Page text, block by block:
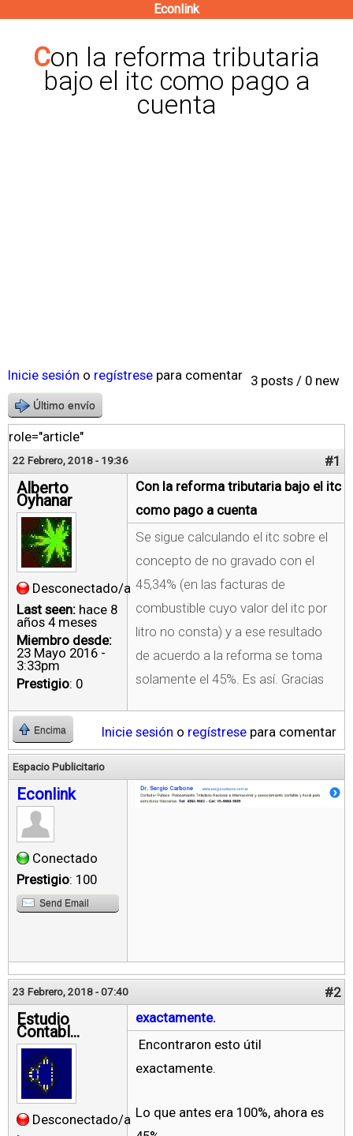
contenido
principal
Econlink
Con la reforma tributaria
bajo el itc como pago a
cuenta
3 posts / 0 new
Inicie sesión o regístrese para comentar
Último envío
role="article"
22 Febrero, 2018 - 19:36 #1
Alberto
Oyhanar
Desconectado/a
Last seen: hace 8
años 4 meses
Miembro desde:
23 Mayo 2016 -
3:33pm
Prestigio: 0
Con la reforma tributaria bajo el itc
como pago a cuenta
Se sigue calculando el itc sobre el
concepto de no gravado con el
45,34% (en las facturas de
combustible cuyo valor del itc por
litro no consta) y a ese resultado
de acuerdo a la reforma se toma
solamente el 45%. Es así. Gracias
Encima Inicie sesión o regístrese para comentar
Espacio Publicitario
Econlink
Conectado
Prestigio: 100
Send Email
23 Febrero, 2018 - 07:40 #2
Estudio
Contabl...
Desconectado/a
exactamente.
Encontraron esto útil
exactamente.
Lo que antes era 100%, ahora es